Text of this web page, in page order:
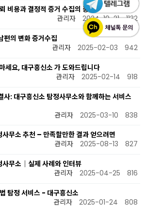
비용과 결정적 증거 수집의 중요성
관리자
2024-10-21 1132
편의 변화 증거수집
관리자
2025-02-03 942
세요, 대구흥신소 가 도와드립니다
관리자
2025-02-14 918
사: 대구흥신소 탐정사무소와 함께하는 서비스
관리자
2025-03-10 838
사무소 추천 – 만족할만한 결과 얻으려면
관리자
2025-08-13 827
사무소｜실제 사례와 인터뷰
관리자
2025-04-25 816
탐정 서비스 - 대구흥신소
관리자
2025-01-24 808